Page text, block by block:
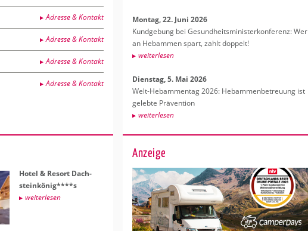
Adresse & Kontakt
Adresse & Kontakt
Adresse & Kontakt
Adresse & Kontakt
Hotel & Re­sort Dach­
stein­kö­nig****s
wei­ter­le­sen
Mon­tag, 22. Juni 2026
Kund­ge­bung bei Ge­sund­heits­mi­nis­ter­kon­fe­renz: Wer
an Heb­am­men spart, zahlt dop­pelt!
wei­ter­le­sen
Diens­tag, 5. Mai 2026
Welt-Heb­am­men­tag 2026: Heb­am­men­be­treu­ung ist
ge­leb­te Prä­ven­ti­on
wei­ter­le­sen
Anzeige